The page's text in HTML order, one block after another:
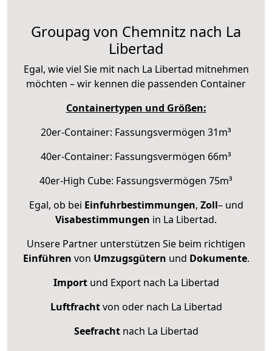
Groupag von Chemnitz nach La
Libertad
Egal, wie viel Sie mit nach La Libertad mitnehmen
möchten – wir kennen die passenden Container
Containertypen und Größen:
20er-Container: Fassungsvermögen 31m³
40er-Container: Fassungsvermögen 66m³
40er-High Cube: Fassungsvermögen 75m³
Egal, ob bei Einfuhrbestimmungen, Zoll– und
Visabestimmungen in La Libertad.
Unsere Partner unterstützen Sie beim richtigen
Einführen von Umzugsgütern und Dokumente.
Importund Export nach La Libertad
Luftfrachtvon oder nach La Libertad
Seefrachtnach La Libertad